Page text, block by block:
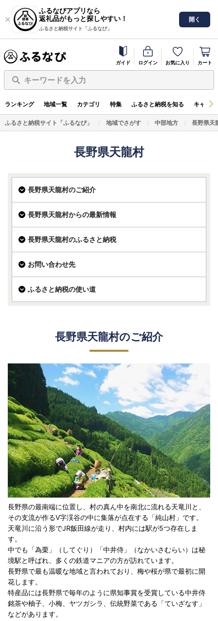
ふるなびアプリなら
返礼品がもっと探しやすい！
ふるさと納税サイト「ふるなび」
開く
ガイド ログイン お気に入り カート
キーワードを入力
ランキング 地域一覧 カテゴリ 特集 ふるさと納税を知る キャン
ふるさと納税サイト「ふるなび」 地域でさがす 中部地方 長野県天
長野県天龍村
長野県天龍村のご紹介
長野県天龍村からの最新情報
長野県天龍村のふるさと納税
お問い合わせ先
ふるさと納税の使い道
長野県天龍村のご紹介
長野県の最南端に位置し、村の真ん中を南北に流れる天竜川と、
その支流が作るV字渓谷の中に集落が点在する「純山村」です。
天竜川に沿う形でJR飯田線が走り、村内には駅が5つ存在しま
す。
中でも「為栗」（してぐり）「中井侍」（なかいさむらい）は秘
境駅と呼ばれ、多くの鉄道マニアの方が訪れています。
長野県で最も温暖な地域と言われており、梅や桜が県で最初に開
花します。
特産品には長野県で毎年のように県知事賞を受賞している中井侍
銘茶や柚子、小梅、ヤツガシラ、伝統野菜である「ていざなす」
などがあります。